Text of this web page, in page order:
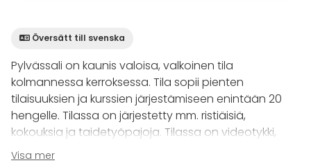
Översätt till svenska
Pylvässali on kaunis valoisa, valkoinen tila
kolmannessa kerroksessa. Tila sopii pienten
tilaisuuksien ja kurssien järjestämiseen enintään 20
hengelle. Tilassa on järjestetty mm. ristiäisiä,
kokouksia ja taidetyöpajoja. Tilassa on videotykki,
fläppitaulu, piano ja parveke.
Visa mer